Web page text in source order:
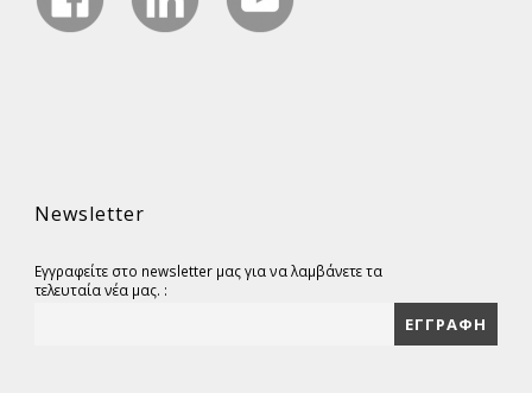
Newsletter
Εγγραφείτε στο newsletter μας για να λαμβάνετε τα
τελευταία νέα μας. :